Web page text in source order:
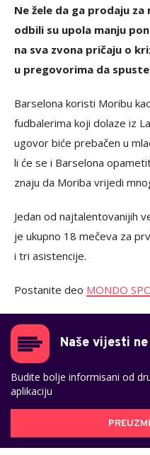
Ne žele da ga prodaju
odbili su upola manju
na sva zvona pričaju o
u pregovorima da
Barselona koristi Moribu
fudbalerima koji dolaze iz
ugovor biće prebačen u
li će se i Barselona
znaju da Moriba vrijedi
Jedan od najtalentovanijih
je ukupno 18 mečeva za
i tri asistencije.
Postanite deo MONDO
Naše vijesti
Budite bolje informisani od
aplikaciju